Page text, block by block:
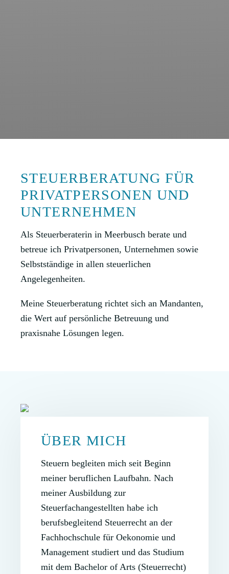
STEUERBERATUNG FÜR
PRIVATPERSONEN UND
UNTERNEHMEN
Als Steuerberaterin in Meerbusch berate und
betreue ich Privatpersonen, Unternehmen sowie
Selbstständige in allen steuerlichen
Angelegenheiten.
Meine Steuerberatung richtet sich an Mandanten,
die Wert auf persönliche Betreuung und
praxisnahe Lösungen legen.
ÜBER MICH
Steuern begleiten mich seit Beginn
meiner beruflichen Laufbahn. Nach
meiner Ausbildung zur
Steuerfachangestellten habe ich
berufsbegleitend Steuerrecht an der
Fachhochschule für Oekonomie und
Management studiert und das Studium
mit dem Bachelor of Arts (Steuerrecht)